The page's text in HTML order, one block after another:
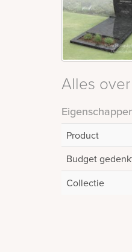
Alles
Product
Budget
Collectie